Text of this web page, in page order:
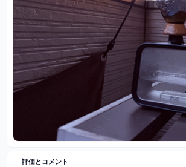
評価とコメント